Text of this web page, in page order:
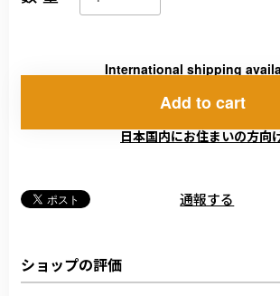
International shipping
Add to cart
日本国内にお住まいの方向
通報する
ショップの評価